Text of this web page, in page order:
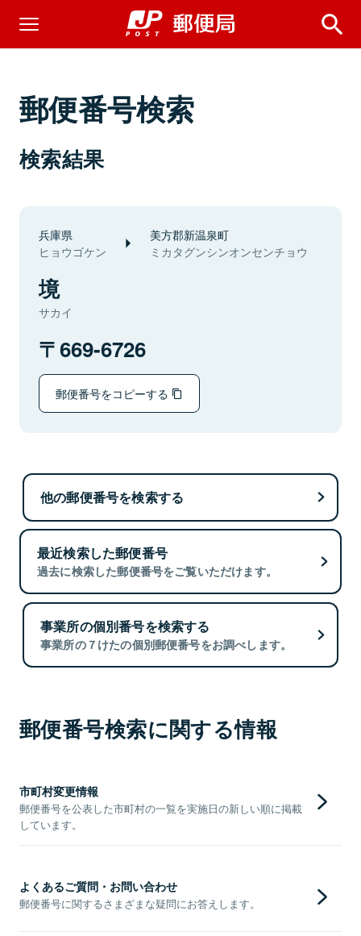
郵便番号検索
検索結果
兵庫県
ヒョウゴケン
美方郡新温泉町
ミカタグンシンオンセンチョウ
境
サカイ
669-6726
郵便番号をコピーする
他の郵便番号を検索する
最近検索した郵便番号
過去に検索した郵便番号をご覧いただけます。
事業所の個別番号を検索する
事業所の７けたの個別郵便番号をお調べします。
郵便番号検索に関する情報
市町村変更情報
郵便番号を公表した市町村の一覧を実施日の新しい順に掲載
しています。
よくあるご質問・お問い合わせ
郵便番号に関するさまざまな疑問にお答えします。